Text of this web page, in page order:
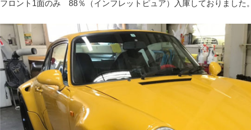
フロント1面のみ 88％（インフレットピュア）入庫しておりました。